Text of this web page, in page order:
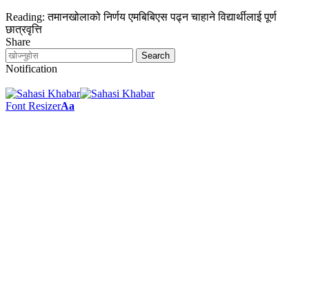
Reading: तमानखोलाको निर्णय एमबिबिएस पढ्न चाहाने विद्यार्थीलाई पूर्ण
छात्रवृत्ति
Share
Notification
Font ResizerAa